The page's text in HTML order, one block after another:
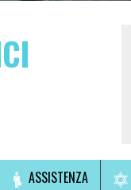
ASSISTENZA